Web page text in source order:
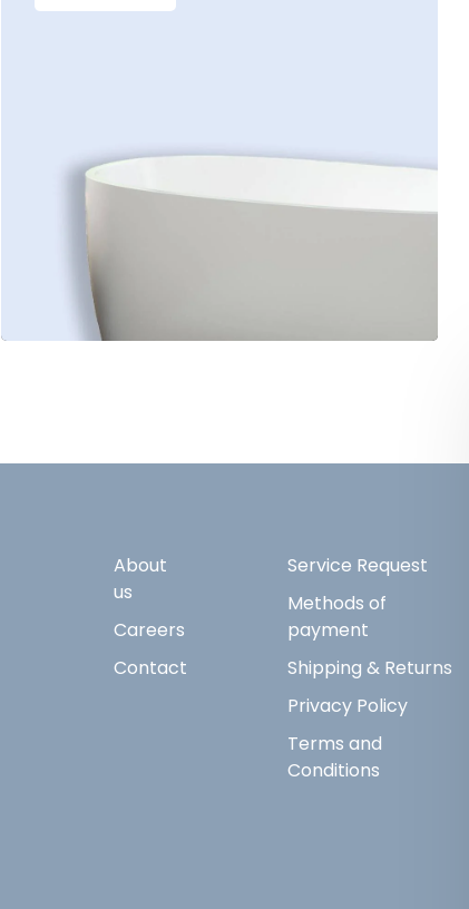
About
us
Careers
Contact
Service Request
Methods of
payment
Shipping & Returns
Privacy Policy
Terms and
Conditions